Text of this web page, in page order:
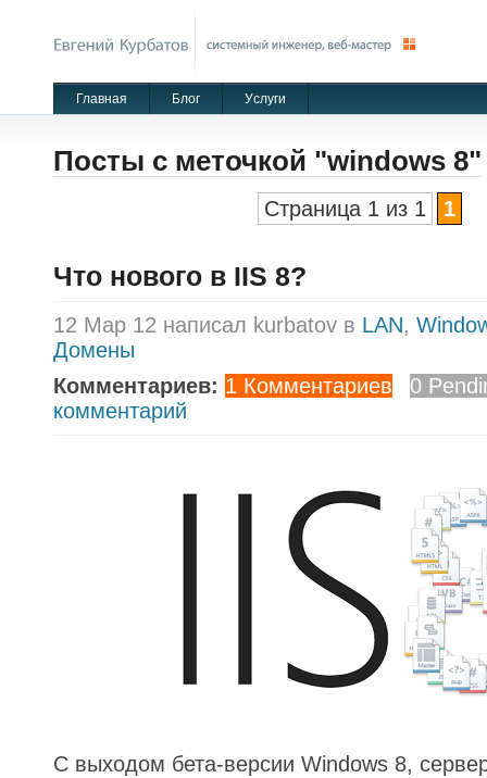
Главная Блог Уcлуги
Посты с меточкой "windows 8"
Страница 1 из 1 1
Что нового в IIS 8?
12 Мар 12 написал kurbatov в LAN,
Домены
Комментариев: 1 Комментариев
0
комментарий
С выходом бета-версии Windows 8,